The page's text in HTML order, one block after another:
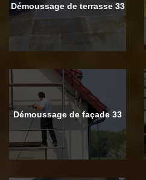
Démoussage de terrasse 33
Démoussage de façade 33